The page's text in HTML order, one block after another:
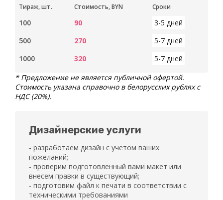
Тираж, шт. Стоимость, BYN Сроки
100 90
3-5 дней
500
270
5-7 дней
1000
320
5-7 дней
* Предложение не является публичной офертой.
Стоимость указана справочно в белорусских рублях с
НДС (20%).
Дизайнерские услуги
- разработаем дизайн с учетом ваших
пожеланий;
- проверим подготовленный вами макет или
внесем правки в существующий;
- подготовим файл к печати в соответствии с
техническими требованиями